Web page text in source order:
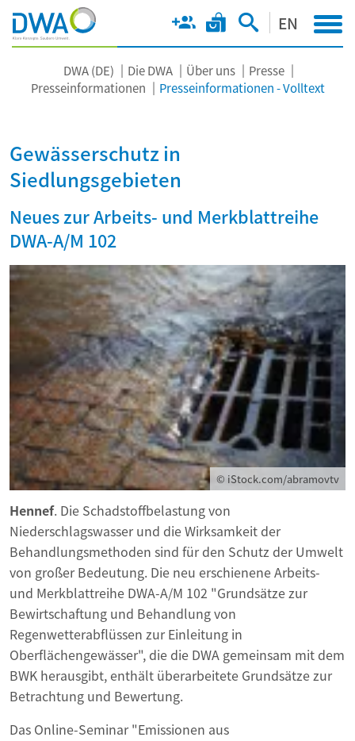
EN
DWA (DE) Die DWA Über uns
Presse
Presseinformationen
Presseinformationen - Volltext
Gewässerschutz in
Siedlungsgebieten
Neues zur Arbeits- und Merkblattreihe
DWA-A/M 102
© iStock.com/abramovtv
Hennef. Die Schadstoffbelastung von
Niederschlagswasser und die Wirksamkeit der
Behandlungsmethoden sind für den Schutz der Umwelt
von großer Bedeutung. Die neu erschienene Arbeits-
und Merkblattreihe DWA-A/M 102 "Grundsätze zur
Bewirtschaftung und Behandlung von
Regenwetterabflüssen zur Einleitung in
Oberflächengewässer", die die DWA gemeinsam mit dem
BWK herausgibt, enthält überarbeitete Grundsätze zur
Betrachtung und Bewertung.
Das Online-Seminar "Emissionen aus